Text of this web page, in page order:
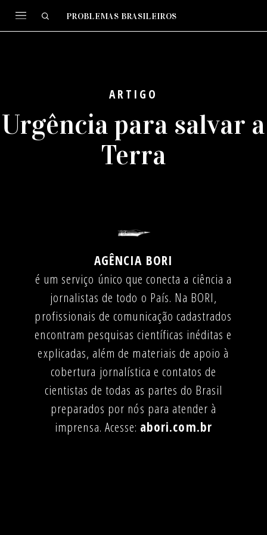
PROBLEMAS BRASILEIROS
ARTIGO
Urgência para salvar a
Terra
AGÊNCIA BORI
é um serviço único que conecta a ciência a
jornalistas de todo o País. Na BORI,
profissionais de comunicação cadastrados
encontram pesquisas científicas inéditas e
explicadas, além de materiais de apoio à
cobertura jornalística e contatos de
cientistas de todas as partes do Brasil
preparados por nós para atender à
imprensa. Acesse: abori.com.br